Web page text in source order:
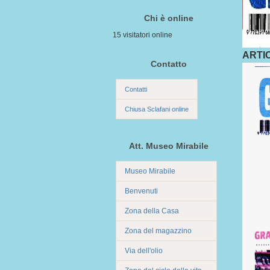
Chi è online
15 visitatori online
Contatto
Contatti
Chiusa Sclafani online
Att. Museo Mirabile
Museo Mirabile
Benvenuti
Zona della Casa
Zona del magazzino
Via dell'olio